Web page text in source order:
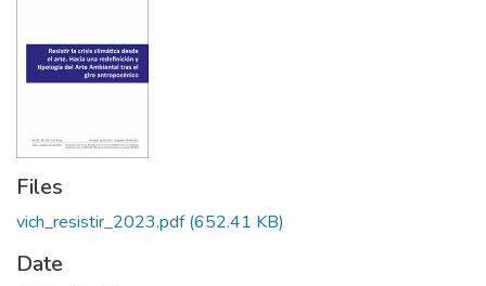
Statistics
Files
vich_resistir_2023.pdf(652.41 KB)
Date